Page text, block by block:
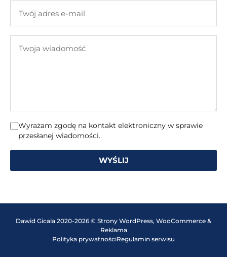
adres
mail
wiadomość
Wyrażam zgodę na kontakt elektroniczny w sprawie
przesłanej wiadomości.
WYŚLIJ
Dawid Gicala 2020-2026 © Strony WordPress, WooCommerce &
Reklama
Polityka prywatnościRegulamin serwisu